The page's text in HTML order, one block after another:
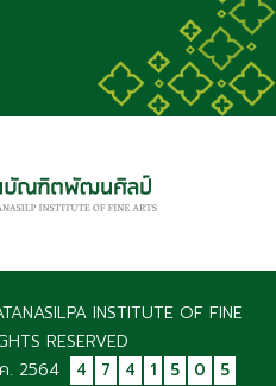
INSTITUTE OF FINE
RESERVED
. 2564
4 7 4 1 5 0 5